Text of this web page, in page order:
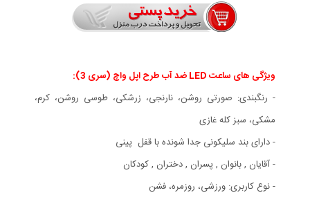
ویژگی های ساعت LED ضد آب طرح اپل واچ (سری 3):
- رنگبندی: صورتی روشن، نارنجی، زرشکی، طوسی روشن، کرم،
مشکی، سبز کله غازی
- دارای بند سلیکونی جدا شونده با قفل پینی
- آقایان , بانوان , پسران , دختران , کودکان
- نوع کاربری: ورزشی، روزمره، فشن